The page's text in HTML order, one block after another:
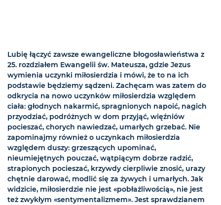
Lubię łączyć zawsze ewangeliczne błogosławieństwa z
25. rozdziałem Ewangelii św. Mateusza, gdzie Jezus
wymienia uczynki miłosierdzia i mówi, że to na ich
podstawie będziemy sądzeni. Zachęcam was zatem do
odkrycia na nowo uczynków miłosierdzia względem
ciała: głodnych nakarmić, spragnionych napoić, nagich
przyodziać, podróżnych w dom przyjąć, więźniów
pocieszać, chorych nawiedzać, umarłych grzebać. Nie
zapominajmy również o uczynkach miłosierdzia
względem duszy: grzeszących upominać,
nieumiejętnych pouczać, wątpiącym dobrze radzić,
strapionych pocieszać, krzywdy cierpliwie znosić, urazy
chętnie darować, modlić się za żywych i umarłych. Jak
widzicie, miłosierdzie nie jest «pobłażliwością», nie jest
też zwykłym «sentymentalizmem». Jest sprawdzianem